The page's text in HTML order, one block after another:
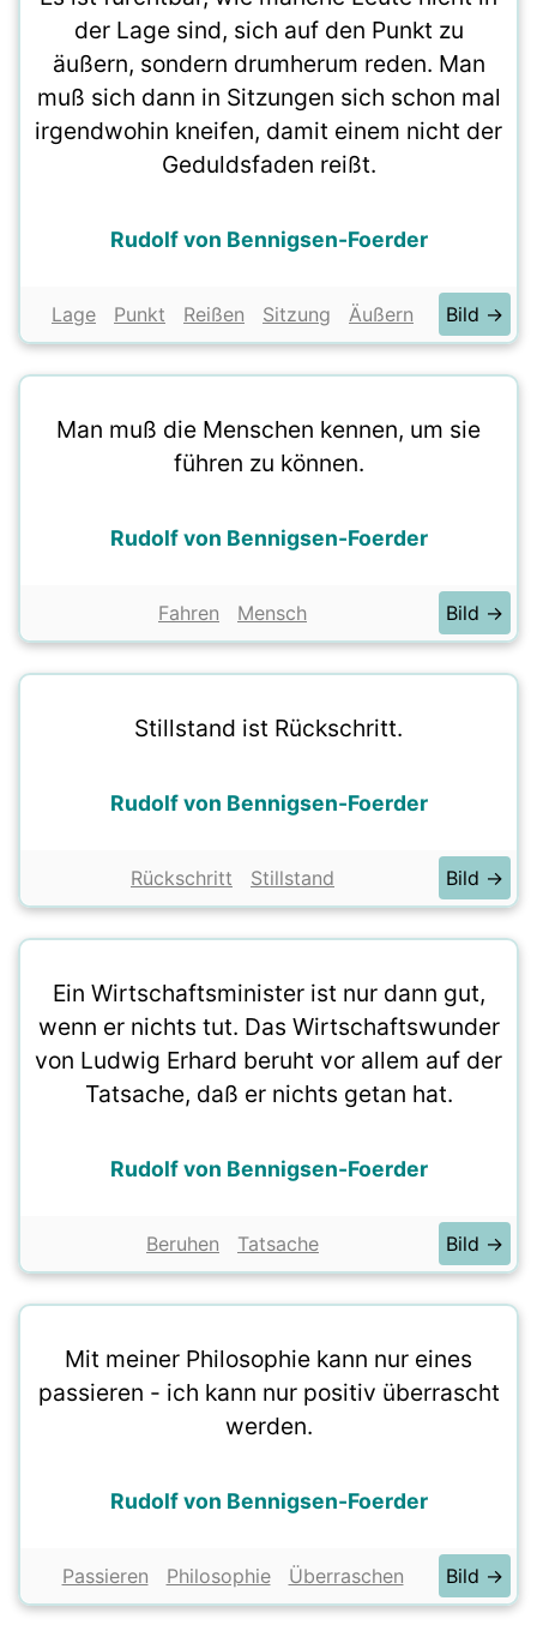
der Lage sind, sich auf den Punkt zu
äußern, sondern drumherum reden. Man
muß sich dann in Sitzungen sich schon mal
irgendwohin kneifen, damit einem nicht der
Geduldsfaden reißt.
Rudolf von Bennigsen-Foerder
Lage Punkt Reißen Sitzung Äußern Bild →
Man muß die Menschen kennen, um sie
führen zu können.
Rudolf von Bennigsen-Foerder
Fahren Mensch Bild →
Stillstand ist Rückschritt.
Rudolf von Bennigsen-Foerder
Rückschritt Stillstand Bild →
Ein Wirtschaftsminister ist nur dann gut,
wenn er nichts tut. Das Wirtschaftswunder
von Ludwig Erhard beruht vor allem auf der
Tatsache, daß er nichts getan hat.
Rudolf von Bennigsen-Foerder
Beruhen Tatsache Bild →
Mit meiner Philosophie kann nur eines
passieren - ich kann nur positiv überrascht
werden.
Rudolf von Bennigsen-Foerder
Passieren Philosophie Überraschen Bild →